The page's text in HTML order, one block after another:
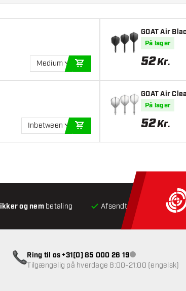
Medium
Inbetween
GOAT Air
På lager
52Kr.
GOAT Air
På lager
52Kr.
og nembetaling Afsendt inden for 24
Ring til os +31(0) 85 000 26 19Kundeservice
Tilgængelig på hverdage 8:00-21:00 (engelsk)